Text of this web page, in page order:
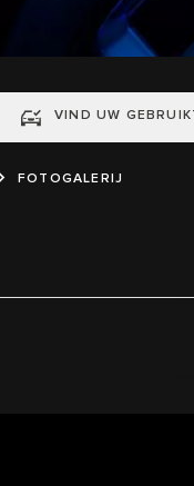
VIND UW
FOTOGALERIJ